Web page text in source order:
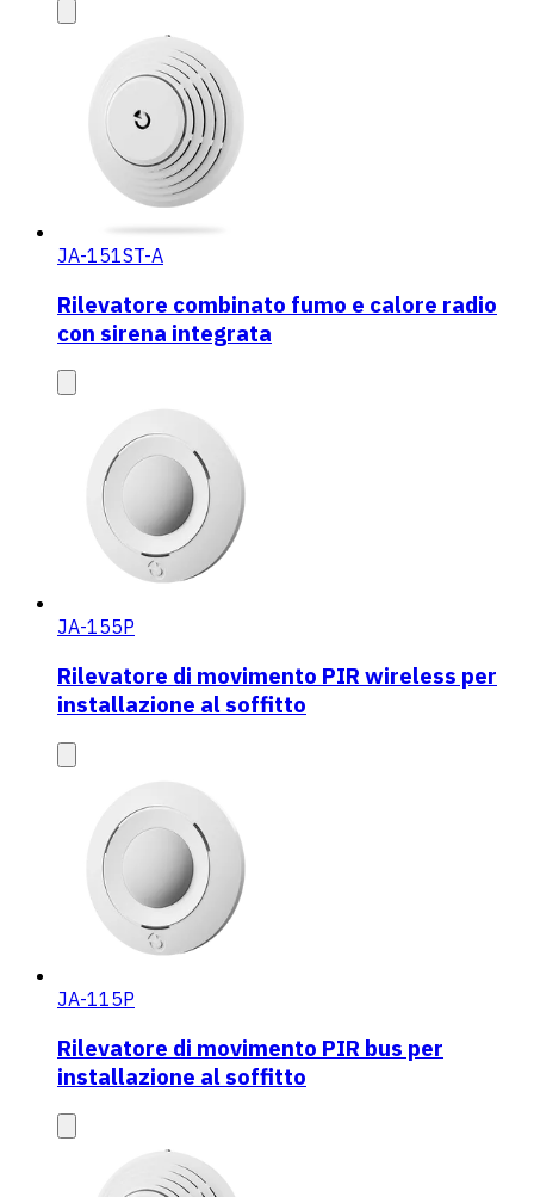
JA-151ST-A
Rilevatore combinato fumo e calore radio
con sirena integrata
JA-155P
Rilevatore di movimento PIR wireless per
installazione al soffitto
JA-115P
Rilevatore di movimento PIR bus per
installazione al soffitto